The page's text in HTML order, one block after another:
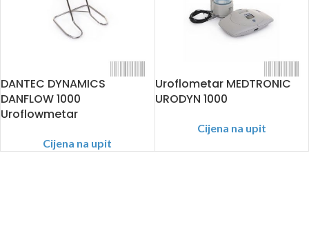
DANTEC DYNAMICS
DANFLOW 1000
Uroflowmetar
Cijena na upit
Uroflometar MEDTRONIC
URODYN 1000
Cijena na upit